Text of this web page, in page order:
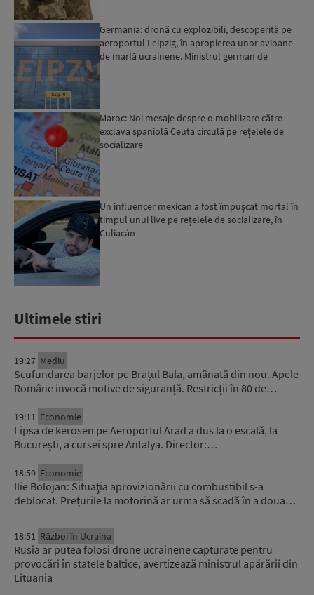
Germania: dronă cu explozibili, descoperită pe
aeroportul Leipzig, în apropierea unor avioane
de marfă ucrainene. Ministrul german de
Maroc: Noi mesaje despre o mobilizare către
exclava spaniolă Ceuta circulă pe rețelele de
socializare
Un influencer mexican a fost împușcat mortal în
timpul unui live pe rețelele de socializare, în
Culiacán
Ultimele stiri
19:27 Mediu
Scufundarea barjelor pe Brațul Bala, amânată din nou. Apele
Române invocă motive de siguranță. Restricții în 80 de…
19:11 Economie
Lipsa de kerosen pe Aeroportul Arad a dus la o escală, la
București, a cursei spre Antalya. Director:…
18:59 Economie
Ilie Bolojan: Situaţia aprovizionării cu combustibil s-a
deblocat. Prețurile la motorină ar urma să scadă în a doua…
18:51 Război în Ucraina
Rusia ar putea folosi drone ucrainene capturate pentru
provocări în statele baltice, avertizează ministrul apărării din
Lituania